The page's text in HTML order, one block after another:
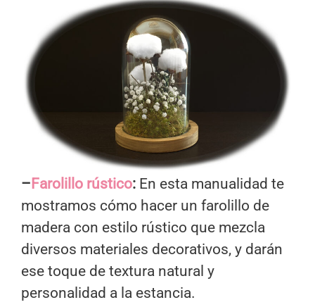
– Farolillo rústico: En esta manualidad te
mostramos cómo hacer un farolillo de
madera con estilo rústico que mezcla
diversos materiales decorativos, y darán
ese toque de textura natural y
personalidad a la estancia.